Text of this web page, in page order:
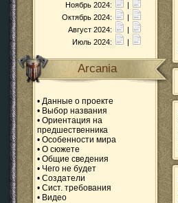
Ноябрь 2024:
|
Октябрь 2024:
|
Август 2024:
|
Июль 2024:
|
Arcania
• Данные о проекте
• Выбор названия
• Ориентация на
предшественника
• Особенности мира
• О сюжете
• Общие сведения
• Чего не будет
• Создатели
• Сист. требования
• Видео